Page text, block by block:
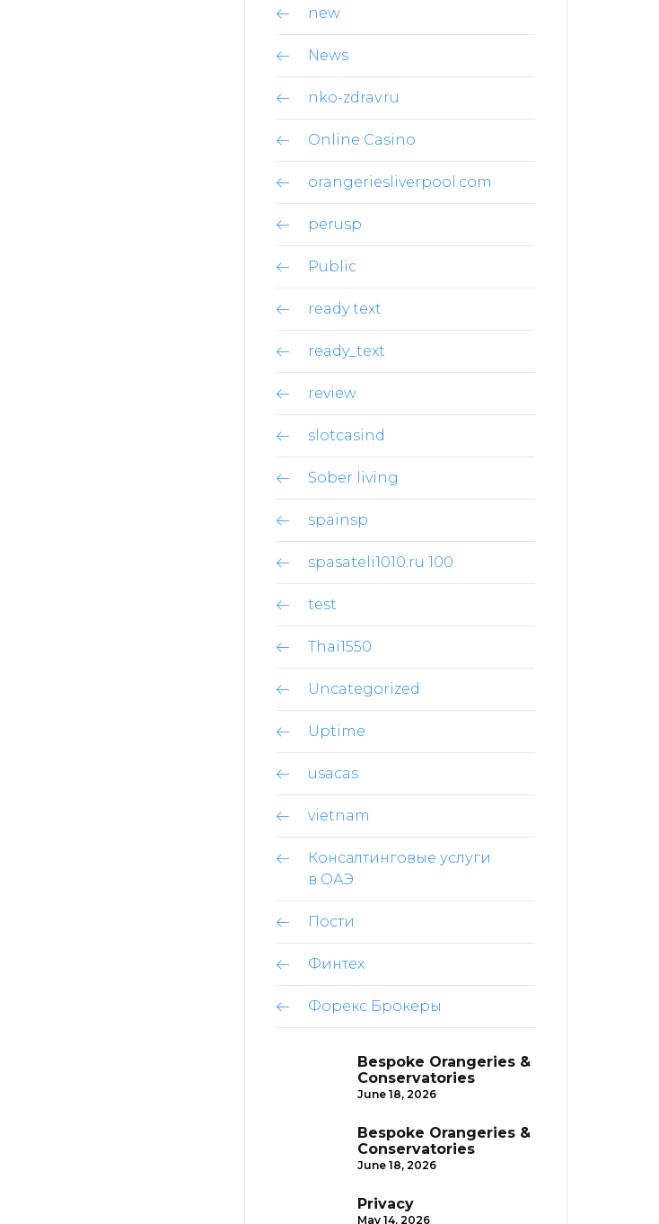
new
News
nko-zdrav.ru
Online Casino
orangeriesliverpool.com
perusp
Public
ready text
ready_text
review
slotcasind
Sober living
spainsp
spasateli1010.ru 100
test
Thai1550
Uncategorized
Uptime
usacas
vietnam
Консалтинговые услуги
в ОАЭ
Пости
Финтех
Форекс Брокеры
Bespoke Orangeries &
Conservatories
June 18, 2026
Bespoke Orangeries &
Conservatories
June 18, 2026
Privacy
May 14, 2026